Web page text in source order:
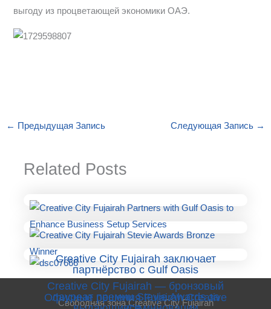
выгоду из процветающей экономики ОАЭ.
← Предыдущая Запись Следующая Запись →
Related Posts
Creative City Fujairah заключает
партнёрство с Gulf Oasis
Свободная зона Creative City Fujairah
Creative City Fujairah — бронзовый
лауреат премии Stevie Awards за
Офисные решения Fujairah Creative